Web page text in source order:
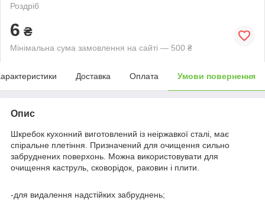
Роздріб
6 ₴
Мінімальна сума замовлення на сайті — 500 ₴
Доставка Оплата Умови повернення
Опис
Шкребок кухонний виготовлений із неіржавкої сталі, має
спіральне плетіння. Призначений для очищення сильно
забруднених поверхонь. Можна використовувати для
очищення каструль, сковорідок, раковин і плити.
-для видалення надстійких забруднень;